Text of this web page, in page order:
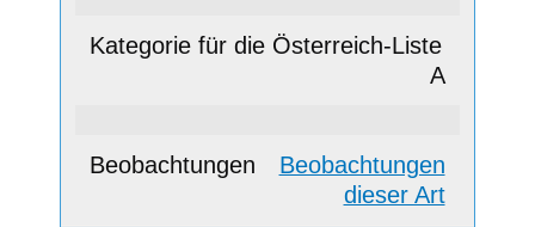
A
Beobachtungen
dieser Art